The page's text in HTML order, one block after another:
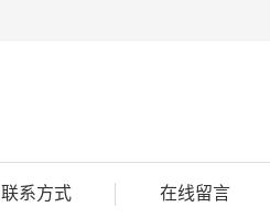
联系方式 在线留言